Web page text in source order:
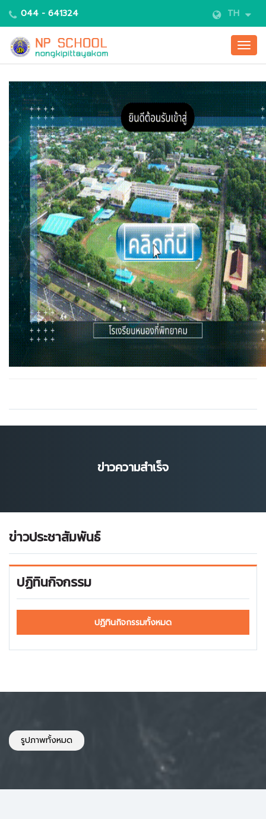
044 - 641324 TH
ข่าวความสำเร็จ
ข่าวประชาสัมพันธ์
ปฏิทินกิจกรรม
ปฏิทินกิจกรรมทั้งหมด
รูปภาพทั้งหมด